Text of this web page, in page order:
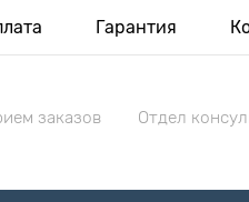
Гарантия
заказов Отдел